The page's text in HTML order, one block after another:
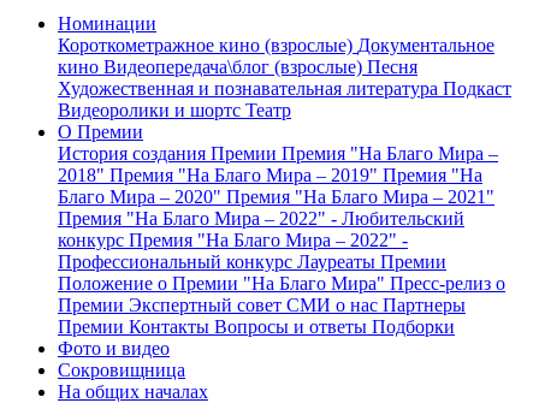
Номинации
Короткометражное кино (взрослые) Документальное
кино Видеопередача\блог (взрослые) Песня
Художественная и познавательная литература Подкаст
Видеоролики и шортс Театр
О Премии
История создания Премии Премия "На Благо Мира –
2018" Премия "На Благо Мира – 2019" Премия "На
Благо Мира – 2020" Премия "На Благо Мира – 2021"
Премия "На Благо Мира – 2022" - Любительский
конкурс Премия "На Благо Мира – 2022" -
Профессиональный конкурс Лауреаты Премии
Положение о Премии "На Благо Мира" Пресс-релиз о
Премии Экспертный совет СМИ о нас Партнеры
Премии Контакты Вопросы и ответы Подборки
Фото и видео
Сокровищница
На общих началах